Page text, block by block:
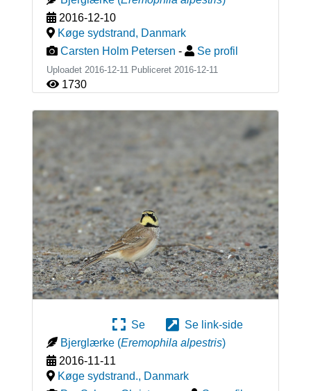
2016-12-10
Køge sydstrand, Danmark
Carsten Holm Petersen - Se profil
Uploadet 2016-12-11 Publiceret 2016-12-11
1730
Se
Se link-side
Bjerglærke (Eremophila alpestris)
2016-11-11
Køge sydstrand., Danmark